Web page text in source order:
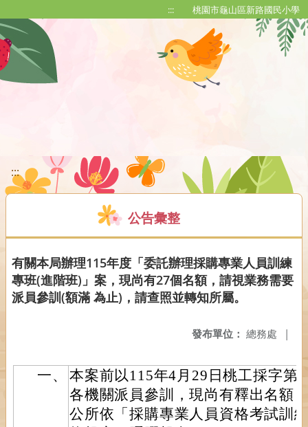
::: 桃園市龜山區新路國民小學
:::
公告彙整
有關本局辦理115年度「委託辦理採購專業人員訓練
專班(進階班)」案，現尚有27個名額，請視業務需要
派員參訓(額滿 為止)，請查照並轉知所屬。
發布單位： 總務處 |
一、
本案前以115年4月29日桃工採字第
各機關派員參訓，現尚有釋出名額
公所依「採購專業人員資格考試訓